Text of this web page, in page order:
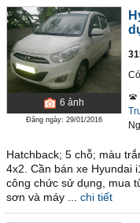
6 ảnh
Đăng ngày: 29/01/2016
Hatchback; 5 chỗ; màu
4x2. Cần bán xe Hyundai
công chức sử dụng, mua
sơn và máy ...
chi tiết